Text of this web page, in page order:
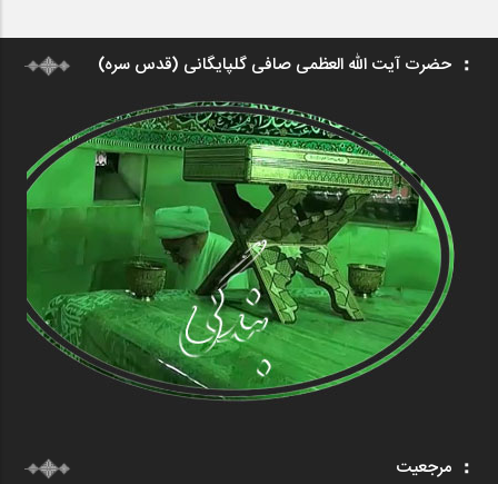
حضرت آیت الله العظمی صافی گلپایگانی (قدس سره)
مرجعیت